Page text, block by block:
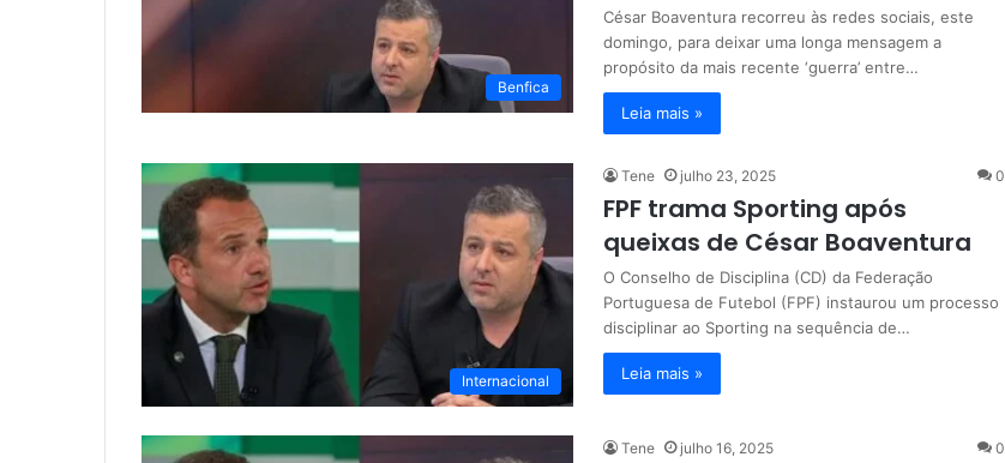
Benfica
César Boaventura recorreu às redes sociais, este
domingo, para deixar uma longa mensagem a
propósito da mais recente ‘guerra’ entre…
Leia mais »
Internacional
Tene julho 23, 2025 0
FPF trama Sporting após
queixas de César Boaventura
O Conselho de Disciplina (CD) da Federação
Portuguesa de Futebol (FPF) instaurou um processo
disciplinar ao Sporting na sequência de…
Leia mais »
Tene julho 16, 2025 0